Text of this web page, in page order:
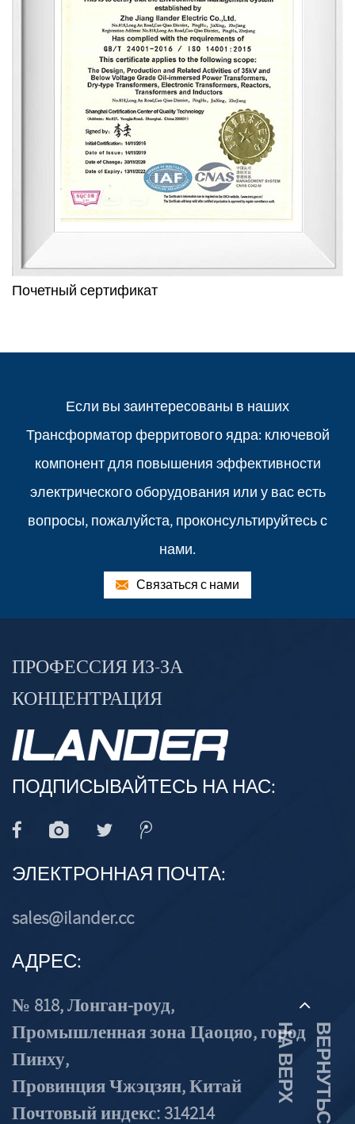
Почетный сертификат
Если вы заинтересованы в наших
Трансформатор ферритового ядра: ключевой
компонент для повышения эффективности
электрического оборудования или у вас есть
вопросы, пожалуйста, проконсультируйтесь с
нами.
Связаться с нами
ПРОФЕССИЯ ИЗ-ЗА
КОНЦЕНТРАЦИЯ
ПОДПИСЫВАЙТЕСЬ НА НАС:
ЭЛЕКТРОННАЯ ПОЧТА:
sales@ilander.cc
АДРЕС:
№ 818, Лонган-роуд,
Промышленная зона Цаоцяо, город
Пинху,
Провинция Чжэцзян, Китай
Почтовый индекс: 314214
В
Е
Р
Н
У
Т
Ь
С
Я
Н
А
В
Е
Р
Х